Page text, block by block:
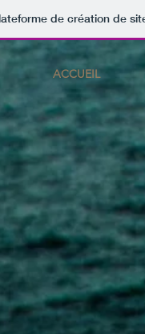
de création de
ACCUEIL